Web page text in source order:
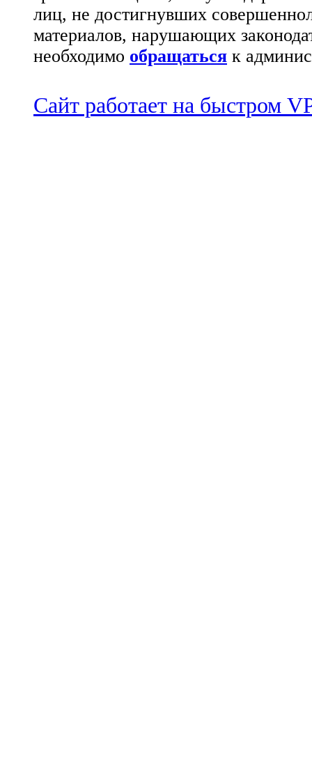
лиц, не достигнувших
материалов, нарушающих
необходимо обращаться к
Сайт работает на быстром